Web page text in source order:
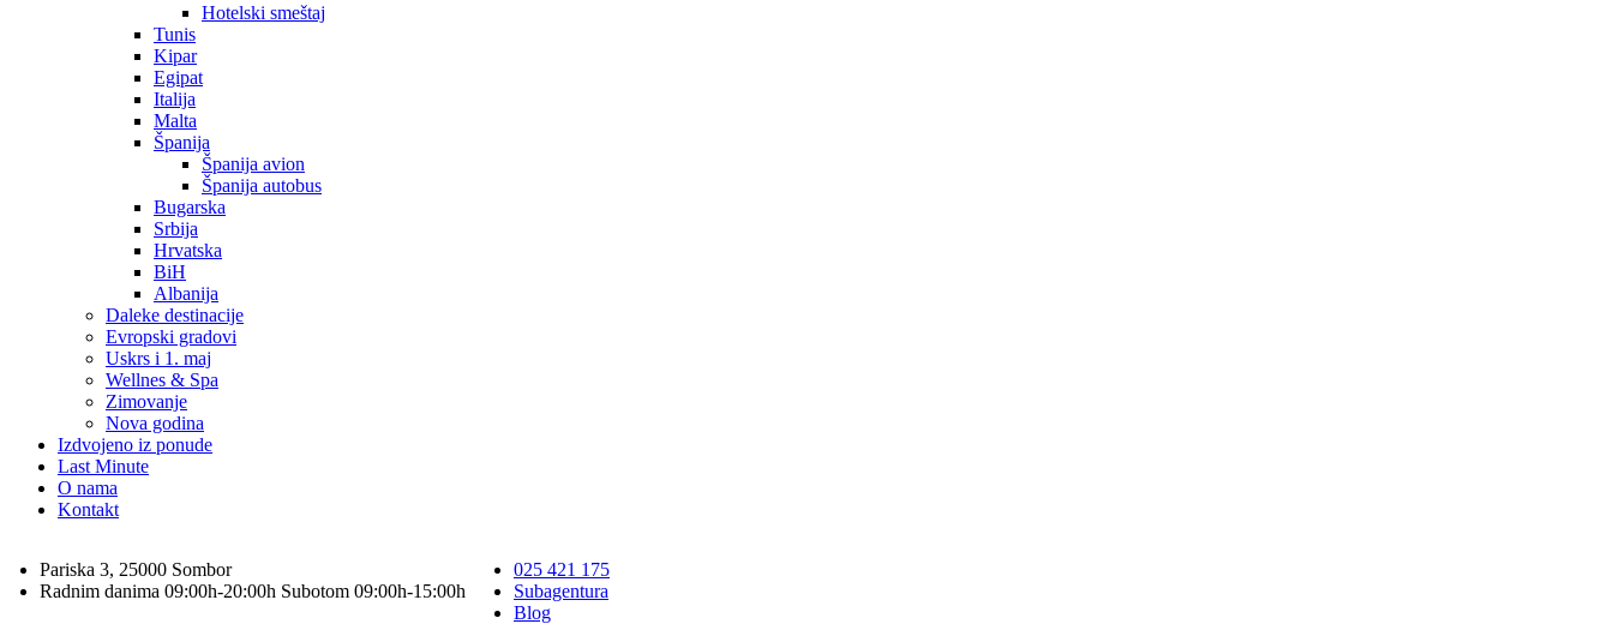
Hotelski smeštaj
Tunis
Kipar
Egipat
Italija
Malta
Španija
Španija avion
Španija autobus
Bugarska
Srbija
Hrvatska
BiH
Albanija
Daleke destinacije
Evropski gradovi
Uskrs i 1. maj
Wellnes & Spa
Zimovanje
Nova godina
Izdvojeno iz ponude
Last Minute
O nama
Kontakt
Pariska 3, 25000 Sombor
Radnim danima 09:00h-20:00h Subotom 09:00h-15:00h
025 421 175
Subagentura
Blog